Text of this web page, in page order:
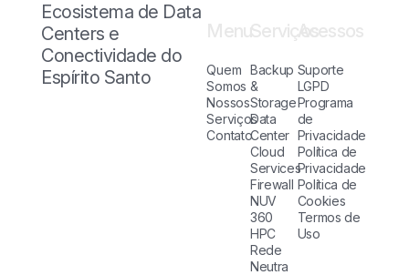
Ecosistema de Data
Centers e
Conectividade do
Espírito Santo
Quem
Somos
Nossos
Serviços
Contato
Backup
&
Storage
Data
Center
Cloud
Services
Firewall
NUV
360
HPC
Rede
Neutra
Suporte
LGPD
Programa
de
Privacidade
Política de
Privacidade
Política de
Cookies
Termos de
Uso